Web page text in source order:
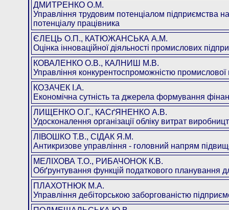
ДМИТРЕНКО О.М.
Управління трудовим потенціалом підприємства
потенціалу працівника
ЄЛЕЦЬ О.П., КАТЮЖАНСЬКА А.М.
Оцінка інноваційної діяльності промислових
КОВАЛЕНКО О.В., КАЛНИШ М.В.
Управління конкурентоспроможністю промислової
КОЗАЧЕК І.А.
Економічна сутність та джерела формування
ЛИЩЕНКО О.Г., КАСґЯНЕНКО А.В.
Удосконалення організації обліку витрат
ЛІВОШКО Т.В., СІДАК Я.М.
Антикризове управління - головний напрям
МЕЛІХОВА Т.О., РИБАЧОНОК К.В.
Обґрунтування функцій податкового планування
ПЛАХОТНЮК М.А.
Управління дебіторською заборгованістю